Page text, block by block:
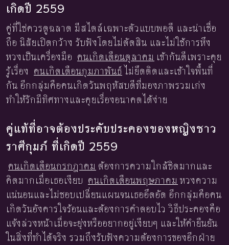
เกิดปี 2559
คู่ที่ใช่ควรดูฉลาด มีสไตล์เฉพาะตัวแบบพอดี และน่าเชื่อ
ถือ นิสัยเปิดกว้าง รับฟังโดยไม่ตัดสิน และไม่ใช้การหึง
หวงเป็นเครื่องมือ คนเกิดเดือนตุลาคม เข้ากันดีเพราะคุย
รู้เรื่อง คนเกิดเดือนกุมภาพันธ์ ไม่ยึดติดและเข้าใจพื้นที่
กัน อีกกลุ่มคือคนเกิดวันพฤหัสบดีที่มองภาพรวมเก่ง
ทำให้รักมีทิศทางและคุยเรื่องอนาคตได้ง่าย
คู่แท้ที่อาจต้องประคับประคองของหญิงชาว
ราศีกุมภ์ ที่เกิดปี 2559
คนเกิดเดือนกรกฎาคม ต้องการความใกล้ชิดมากและ
คิดมากเมื่อเธอเงียบ คนเกิดเดือนพฤษภาคม หวงความ
แน่นอนและไม่ชอบเปลี่ยนแผนจนเธออึดอัด อีกกลุ่มคือคน
เกิดวันอังคารใจร้อนและต้องการคำตอบไว วิธีประคองคือ
แจ้งล่วงหน้าเมื่อจะยุ่งหรืออยากอยู่เงียบๆ และให้คำยืนยัน
ในสิ่งที่ทำได้จริง รวมถึงรับฟังความต้องการของอีกฝ่าย